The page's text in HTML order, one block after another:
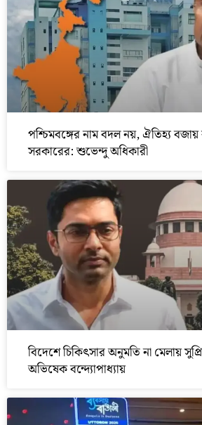
পশ্চিমবঙ্গের নাম বদল নয়, ঐতিহ্য বজায়
সরকারের: শুভেন্দু অধিকারী
বিদেশে চিকিৎসার অনুমতি না মেলায়
অভিষেক বন্দ্যোপাধ্যায়